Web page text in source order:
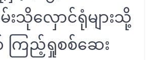
းသိုလှောင်ရုံများသို့
ကြည့်ရှုစစ်ဆေး